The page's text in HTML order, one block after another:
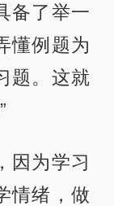
备了举一
懂例题为
题。这就
因为学习
情绪，做